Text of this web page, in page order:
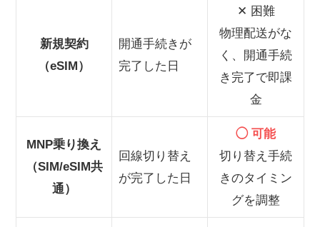
新規契約
（eSIM）
開通手続きが
完了した日
✕ 困難
物理配送がな
く、開通手続
き完了で即課
金
MNP乗り換え
（SIM/eSIM共
通）
回線切り替え
が完了した日
◯ 可能
切り替え手続
きのタイミン
グを調整